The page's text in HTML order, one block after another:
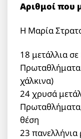
Αριθμοί που
Η Μαρία
18 μετάλλια
χάλκινα)
24 χρυσά
θέση
23 πανελλήνια